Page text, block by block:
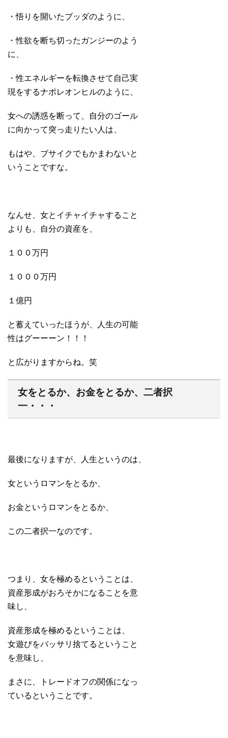
・悟りを開いたブッダのように、
・性欲を断ち切ったガンジーのよう
に、
・性エネルギーを転換させて自己実
現をするナポレオンヒルのように、
女への誘惑を断って、自分のゴール
に向かって突っ走りたい人は、
もはや、ブサイクでもかまわないと
いうことですな。
なんせ、女とイチャイチャすること
よりも、自分の資産を、
１００万円
１０００万円
１億円
と蓄えていったほうが、人生の可能
性はグーーーン！！！
と広がりますからね。笑
女をとるか、お金をとるか、二者択
一・・・
最後になりますが、人生というのは、
女というロマンをとるか、
お金というロマンをとるか、
この二者択一なのです。
つまり、女を極めるということは、
資産形成がおろそかになることを意
味し、
資産形成を極めるということは、
女遊びをバッサリ捨てるということ
を意味し、
まさに、トレードオフの関係になっ
ているということです。